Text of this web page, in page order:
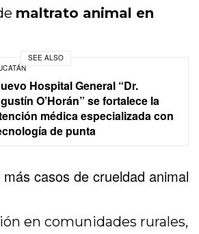
maltrato animal en
SEE ALSO
Hospital General “Dr.
O’Horán” se fortalece la
médica especializada con
de punta
casos de crueldad animal
en comunidades rurales,